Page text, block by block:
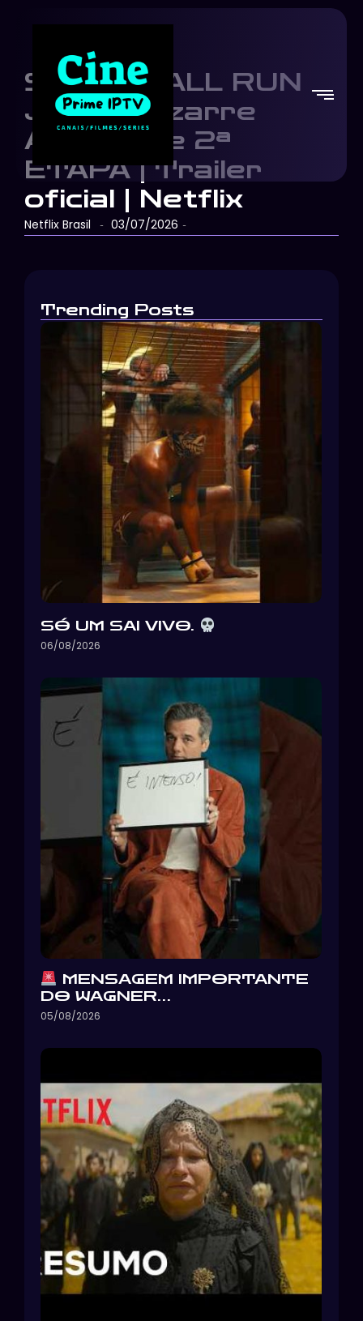
STEEL BALL RUN
JoJo’s Bizarre
Adventure 2ª
ETAPA | Trailer
oficial | Netflix
Netflix Brasil - 03/07/2026 -
Trending Posts
SÓ UM SAI VIVO.
06/08/2026
MENSAGEM IMPORTANTE
DO WAGNER…
05/08/2026